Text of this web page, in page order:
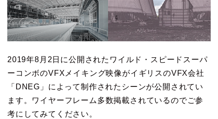
2019年8月2日に公開されたワイルド・スピードスーパ
ーコンボのVFXメイキング映像がイギリスのVFX会社
「DNEG」によって制作されたシーンが公開されてい
ます。ワイヤーフレーム多数掲載されているのでご参
考にしてみてください。